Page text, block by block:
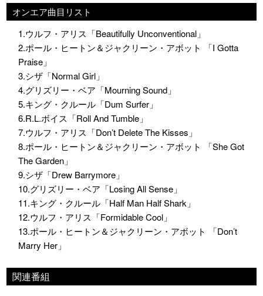
オンエア曲目リスト
1.ウルフ・アリス「Beautifully Unconventional」
2.ポール・ヒートン＆ジャクリーン・アボット 「I Gotta
Praise」
3.シザ「Normal Girl」
4.グリズリー・ベア「Mourning Sound」
5.キング・クルール「Dum Surfer」
6.R.L.ボイス「Roll And Tumble」
7.ウルフ・アリス「Don’t Delete The Kisses」
8.ポール・ヒートン＆ジャクリーン・アボット 「She Got
The Garden」
9.シザ「Drew Barrymore」
10.グリズリー・ベア「Losing All Sense」
11.キング・クルール「Half Man Half Shark」
12.ウルフ・アリス「Formidable Cool」
13.ポール・ヒートン＆ジャクリーン・アボット 「Don’t
Marry Her」
関連番組